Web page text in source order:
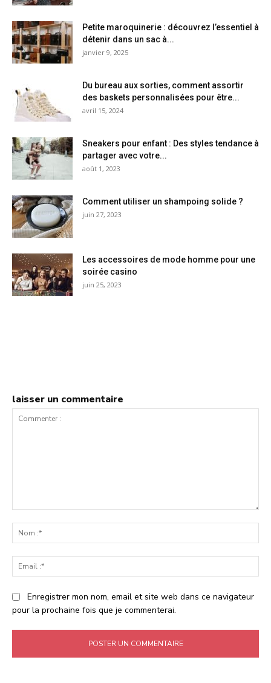
Petite maroquinerie : découvrez l’essentiel à
détenir dans un sac à...
janvier 9, 2025
Du bureau aux sorties, comment assortir
des baskets personnalisées pour être...
avril 15, 2024
Sneakers pour enfant : Des styles tendance à
partager avec votre...
août 1, 2023
Comment utiliser un shampoing solide ?
juin 27, 2023
Les accessoires de mode homme pour une
soirée casino
juin 25, 2023
laisser un commentaire
:*
:*
Enregistrer mon nom, email et site web dans ce navigateur
pour la prochaine fois que je commenterai.